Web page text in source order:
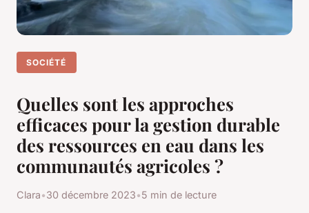
SOCIÉTÉ
Quelles sont les approches
efficaces pour la gestion durable
des ressources en eau dans les
communautés agricoles ?
Clara•30 décembre 2023•5 min de lecture